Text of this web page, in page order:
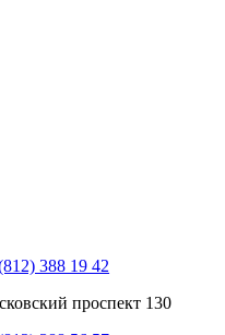
388 19 42
проспект 130